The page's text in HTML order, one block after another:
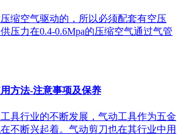
缩空气驱动的，所以必须配套有空压
压力在0.4-0.6Mpa的压缩空气通过气管
方法-注意事项及保养
具行业的不断发展，气动工具作为五金
不断兴起着。气动剪刀也在其行业中用